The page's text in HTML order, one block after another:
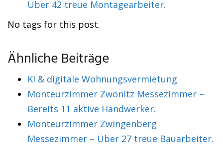
Über 42 treue Montagearbeiter.
No tags for this post.
Ähnliche Beiträge
KI & digitale Wohnungsvermietung
Monteurzimmer Zwönitz Messezimmer –
Bereits 11 aktive Handwerker.
Monteurzimmer Zwingenberg
Messezimmer – Über 27 treue Bauarbeiter.